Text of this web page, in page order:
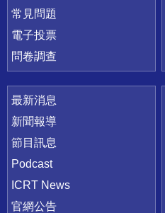
常見問題
電子投票
問卷調查
最新消息
新聞報導
節目訊息
Podcast
ICRT News
官網公告